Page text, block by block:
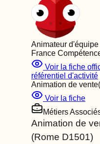
Animateur
France
Voir la fiche
référentiel d'activité
Animation de vente
Voir la fiche
Métiers
Animation de
(Rome D1501)